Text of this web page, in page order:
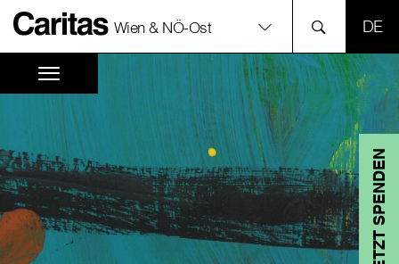
Wien & NÖ-Ost
JETZT SPENDEN